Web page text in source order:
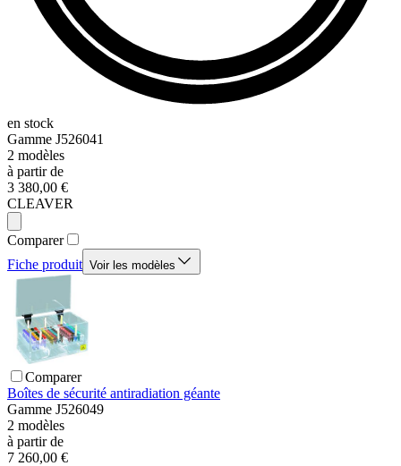
en stock
Gamme J526041
2 modèles
à partir de
3 380,00 €
CLEAVER
Comparer
Fiche produit Voir les modèles
Comparer
Boîtes de sécurité antiradiation géante
Gamme J526049
2 modèles
à partir de
7 260,00 €